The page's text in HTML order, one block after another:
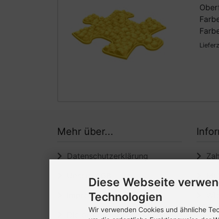
Mehr über...
Datenschutzerklärung
Unsere AGB
Impressum
Die orthopädischen MUFFIK-
Diese Webseite
Technologien
Wir verwenden Cookies und ähnliche